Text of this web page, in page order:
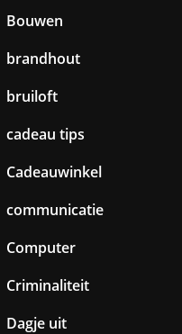
Bouwen
brandhout
bruiloft
cadeau tips
Cadeauwinkel
communicatie
Computer
Criminaliteit
Dagje uit